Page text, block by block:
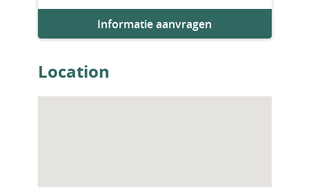
Aantal slaapkamers
Aantal badkamers
Informatie aanvragen
Location